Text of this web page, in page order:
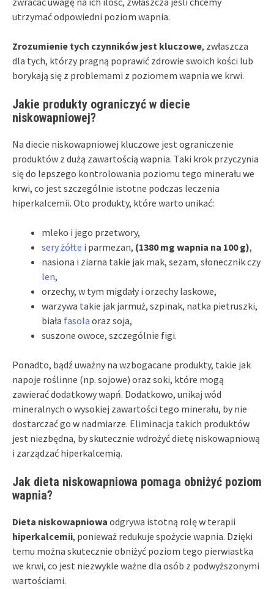
utrzymać odpowiedni poziom wapnia.
Zrozumienie tych czynników jest kluczowe, zwłaszcza
dla tych, którzy pragną poprawić zdrowie swoich kości lub
borykają się z problemami z poziomem wapnia we krwi.
Jakie produkty ograniczyć w diecie
niskowapniowej?
Na diecie niskowapniowej kluczowe jest ograniczenie
produktów z dużą zawartością wapnia. Taki krok przyczynia
się do lepszego kontrolowania poziomu tego minerału we
krwi, co jest szczególnie istotne podczas leczenia
hiperkalcemii. Oto produkty, które warto unikać:
mleko i jego przetwory,
sery żółte i parmezan, (1380 mg wapnia na 100 g),
nasiona i ziarna takie jak mak, sezam, słonecznik czy
len,
orzechy, w tym migdały i orzechy laskowe,
warzywa takie jak jarmuż, szpinak, natka pietruszki,
biała fasola oraz soja,
suszone owoce, szczególnie figi.
Ponadto, bądź uważny na wzbogacane produkty, takie jak
napoje roślinne (np. sojowe) oraz soki, które mogą
zawierać dodatkowy wapń. Dodatkowo, unikaj wód
mineralnych o wysokiej zawartości tego minerału, by nie
dostarczać go w nadmiarze. Eliminacja takich produktów
jest niezbędna, by skutecznie wdrożyć dietę niskowapniową
i zarządzać hiperkalcemią.
Jak dieta niskowapniowa pomaga obniżyć poziom
wapnia?
Dieta niskowapniowa odgrywa istotną rolę w terapii
hiperkalcemii, ponieważ redukuje spożycie wapnia. Dzięki
temu można skutecznie obniżyć poziom tego pierwiastka
we krwi, co jest niezwykle ważne dla osób z podwyższonymi
wartościami.